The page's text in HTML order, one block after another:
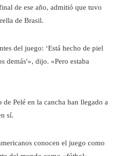
de ese año, admitió que tuvo
de Brasil.
del juego: ‘Está hecho de piel
demás'», dijo. «Pero estaba
Pelé en la cancha han llegado a
sí.
conocen el juego como